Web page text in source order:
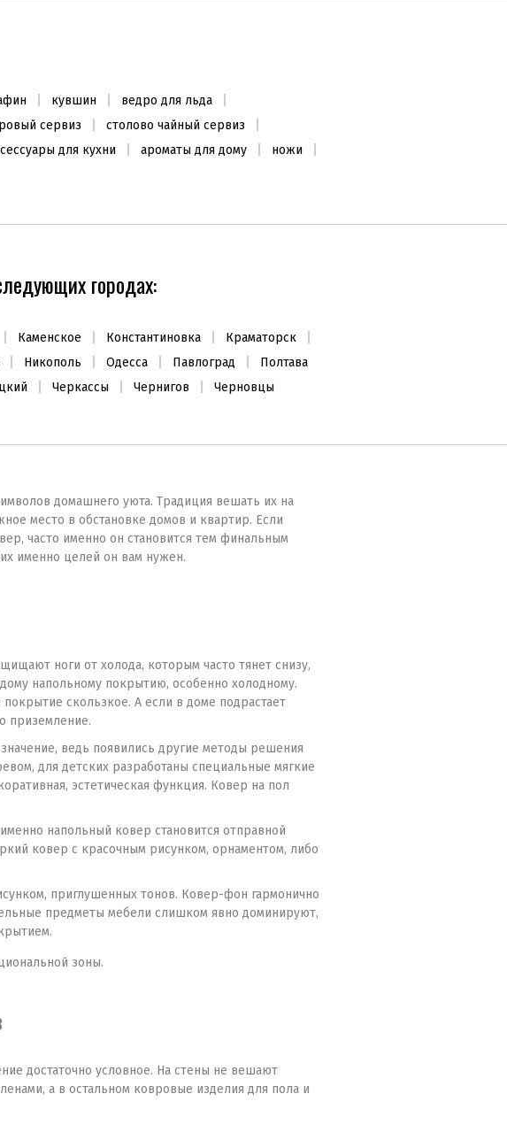
Заканчивается
круглых
(2шт.)
кувшин
ведро для льда
сервиз
столово чайный сервиз
для кухни ароматы для дому
ножи
городах:
Каменское Константиновка
Краматорск
Никополь Одесса Павлоград
Полтава
Черкассы Чернигов Черновцы
домашнего уюта. Традиция вешать их на
место в обстановке домов и квартир. Если
часто именно он становится тем финальным
именно целей он вам нужен.
ноги от холода, которым часто тянет снизу,
напольному покрытию, особенно холодному.
скользкое. А если в доме подрастает
приземление.
ведь появились другие методы решения
для детских разработаны специальные мягкие
эстетическая функция. Ковер на пол
напольный ковер становится отправной
ковер с красочным рисунком, орнаментом, либо
приглушенных тонов. Ковер-фон гармонично
предметы мебели слишком явно доминируют,
зоны.
достаточно условное. На стены не вешают
а в остальном ковровые изделия для пола и